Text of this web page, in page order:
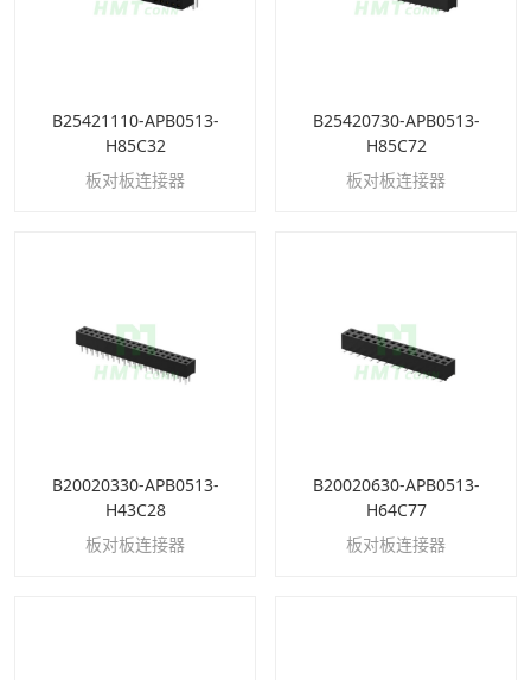
B25421110-APB0513-
H85C32
板对板连接器
B25420730-APB0513-
H85C72
板对板连接器
B20020330-APB0513-
H43C28
板对板连接器
B20020630-APB0513-
H64C77
板对板连接器